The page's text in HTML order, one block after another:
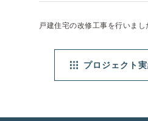
戸建住宅の改修工事を行いまし
プロジェクト